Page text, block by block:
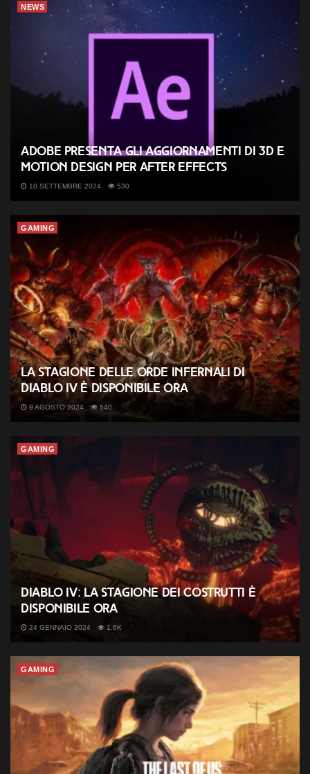
NEWS
Adobe presenta gli aggiornamenti di 3D e
Motion Design per After Effects
10 SETTEMBRE 2024 530
GAMING
La Stagione delle Orde Infernali di
Diablo IV è disponibile ora
9 AGOSTO 2024 640
GAMING
Diablo IV: la Stagione dei Costrutti è
disponibile ora
24 GENNAIO 2024 1.6K
GAMING